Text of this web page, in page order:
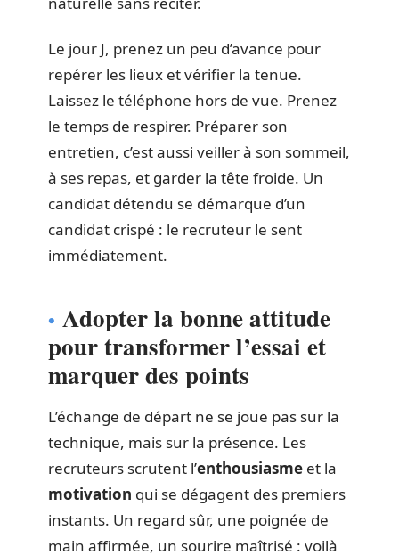
Le jour J, prenez un peu d’avance pour
repérer les lieux et vérifier la tenue.
Laissez le téléphone hors de vue. Prenez
le temps de respirer. Préparer son
entretien, c’est aussi veiller à son sommeil,
à ses repas, et garder la tête froide. Un
candidat détendu se démarque d’un
candidat crispé : le recruteur le sent
immédiatement.
Adopter la bonne attitude
pour transformer l’essai et
marquer des points
L’échange de départ ne se joue pas sur la
technique, mais sur la présence. Les
recruteurs scrutent l’enthousiasme et la
motivation qui se dégagent des premiers
instants. Un regard sûr, une poignée de
main affirmée, un sourire maîtrisé : voilà